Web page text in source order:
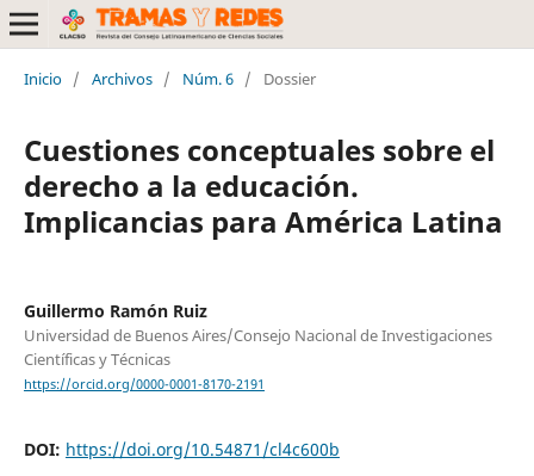
Inicio / Archivos / Núm. 6 / Dossier
Cuestiones conceptuales sobre el
derecho a la educación.
Implicancias para América Latina
Guillermo Ramón Ruiz
Universidad de Buenos Aires/Consejo Nacional de Investigaciones
Científicas y Técnicas
https://orcid.org/0000-0001-8170-2191
DOI: https://doi.org/10.54871/cl4c600b